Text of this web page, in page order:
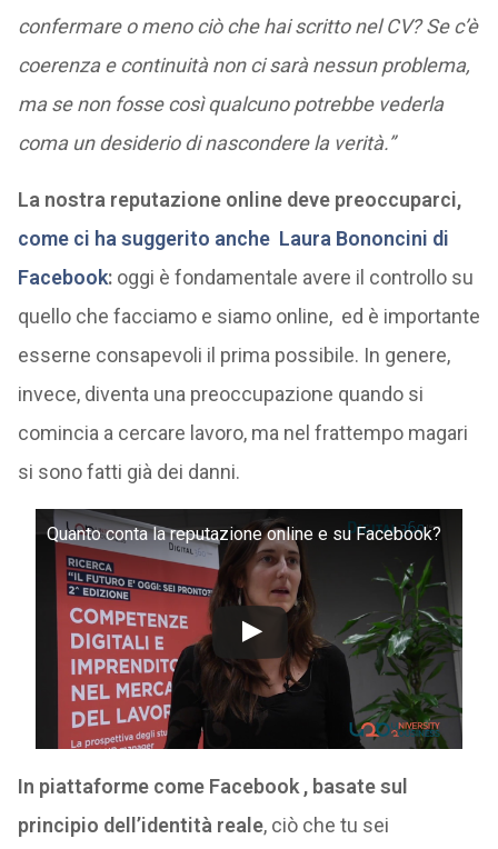
confermare o meno ciò che hai scritto nel CV? Se c’è
coerenza e continuità non ci sarà nessun problema,
ma se non fosse così qualcuno potrebbe vederla
coma un desiderio di nascondere la verità.”
La nostra reputazione online deve preoccuparci,
come ci ha suggerito anche Laura Bononcini di
Facebook:oggi è fondamentale avere il controllo su
quello che facciamo e siamo online, ed è importante
esserne consapevoli il prima possibile. In genere,
invece, diventa una preoccupazione quando si
comincia a cercare lavoro, ma nel frattempo magari
si sono fatti già dei danni.
Quanto conta la reputazione online e su Facebook?
In piattaforme come Facebook , basate sul
principio dell’identità reale, ciò che tu sei